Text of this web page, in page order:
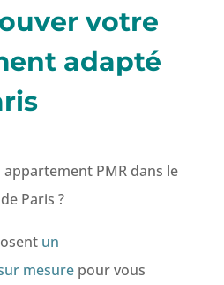
votre
adapté
appartement PMR dans le
Paris ?
un
mesure pour vous